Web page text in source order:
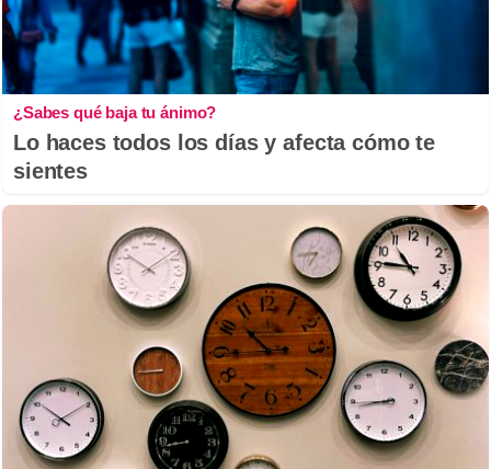
¿Sabes qué baja tu ánimo?
Lo haces todos los días y afecta cómo te
sientes